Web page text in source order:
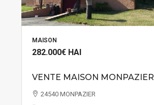
MAISON
282.000€ HAI
VENTE MAISON MONPAZIER
24540 MONPAZIER